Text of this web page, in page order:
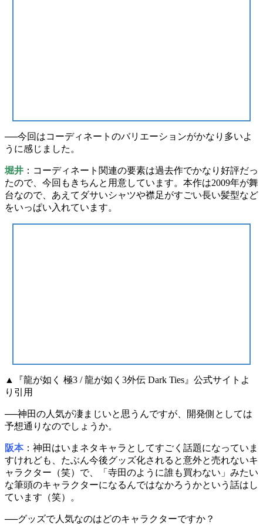
──今回はコーディネート のバリエーションがかなり多いよ
うに感じました。
堀井 ：コーディネート関連の要素は過去作でかなり好評だっ
たので、今回もきちんと用意しています。本作は2009年が舞
台なので、あえて ダサいシャツや襟足がすごい長い髪型など
をいっぱい入れています。
▲『龍が如く 極3 / 龍が如く3外伝 Dark Ties』公式サイトよ
り引用
──神田の人気が凄まじいと思うんですが、開発側としては
予想通りなのでしょうか。
阪本：神田はいまネタキャラとしてすごく話題になっていま
すけれども、たぶん今後グッズ化されると意外と売れないキ
ャラクター（笑） で、「寺田のように誰も買わない」みたい
な筆頭のキャラクターになるんではなかろうかという話はし
ています（笑）。
──グッズで人気なのはどのキャラクターですか？